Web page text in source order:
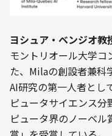
ヨシュア・ベンジオ教
モントリオール大学
た、Milaの創設者兼科
AI研究の第一人者とし
ピュータサイエンス
ピュータ界のノーベ